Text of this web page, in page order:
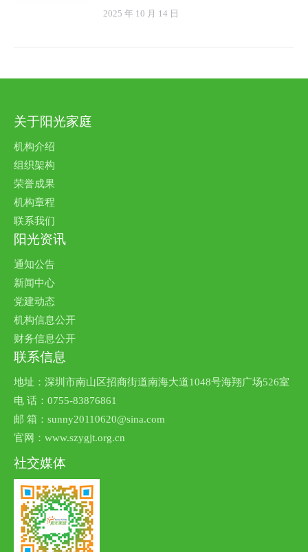
2025 年 10 月 14 日
关于阳光家庭
机构介绍
组织架构
荣誉成果
机构章程
联系我们
阳光资讯
通知公告
新闻中心
党建动态
机构信息公开
财务信息公开
联系信息
地址：深圳市南山区招商街道南海大道1048号海翔广场526室
电 话：0755-83876861
邮 箱：sunny20110620@sina.com
官网：www.szygjt.org.cn
社交媒体